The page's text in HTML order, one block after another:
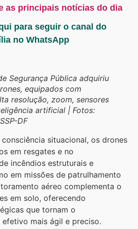
as principais notícias do dia
para seguir o canal do
no WhatsApp
Segurança Pública adquiriu
equipados com
resolução, zoom, sensores
artificial | Fotos:
DF
situacional, os drones
em resgates e no
incêndios estruturais e
em missões de patrulhamento
aéreo complementa o
em solo, oferecendo
que tornam o
mais ágil e preciso.